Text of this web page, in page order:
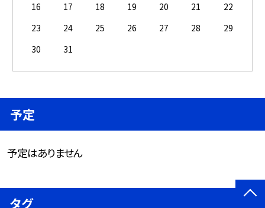
16
17 18 19 20 21
22
23
24 25 26 27 28
29
30
31
予定
予定はありません
タグ